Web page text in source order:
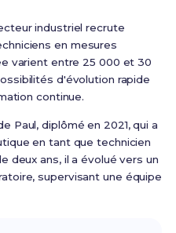
industriel recrute
en mesures
varient entre 25 000 et 30
d'évolution rapide
continue.
Paul, diplômé en 2021, qui a
en tant que technicien
deux ans, il a évolué vers un
supervisant une équipe